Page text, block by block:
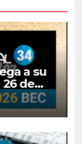
a su
26 de